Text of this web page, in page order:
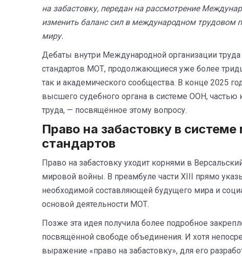
на забастовку, передан на рассмотрение
изменить баланс сил в международном трудовом
миру.
Дебаты внутри Международной организации
стандартов МОТ, продолжающиеся уже более
так и академического сообщества. В конце 2025
высшего судебного органа в системе ООН, частью
труда, — посвящённое этому вопросу.
Право на забастовку в
стандартов
Право на забастовку уходит корнями в
мировой войны. В преамбуле части XIII прямо
необходимой составляющей будущего мира и
основой деятельности МОТ.
Позже эта идея получила более подробное
посвящённой свободе объединения. И хотя
выражение «право на забастовку», для его